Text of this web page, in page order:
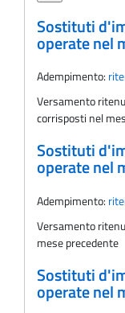
Sostituti
operate nel
Adempimento:
Versamento
corrisposti nel
Sostituti
operate nel
Adempimento:
Versamento
mese precedente
Sostituti
operate nel